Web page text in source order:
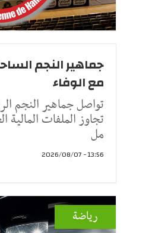
جماهير النجم
مع الوفاء
تواصل جماهير النجم
تجاوز الملفات المالية
مل
13:56 - 2026/08/07
رياضة